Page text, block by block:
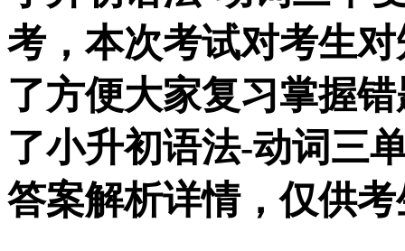
考，本次考试对考生
了方便大家复习掌握
了小升初语法-动词三
答案解析详情，仅供